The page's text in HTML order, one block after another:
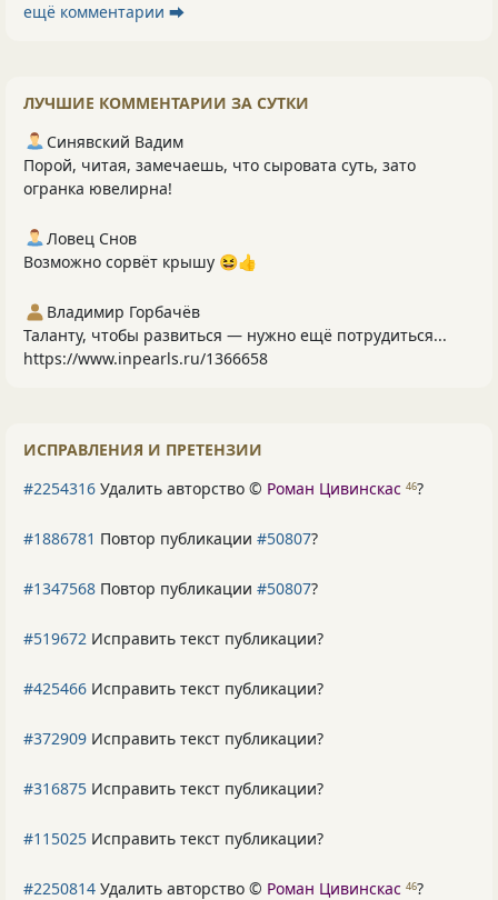
ещё комментарии ⮕
ЛУЧШИЕ КОММЕНТАРИИ ЗА СУТКИ
Синявский Вадим
Порой, читая, замечаешь, что сыровата суть, зато
огранка ювелирна!
Ловец Снов
Возможно сорвёт крышу 😆👍
Владимир Горбачёв
Таланту, чтобы развиться — нужно ещё потрудиться...
https://www.inpearls.ru/1366658
ИСПРАВЛЕНИЯ И ПРЕТЕНЗИИ
#2254316 Удалить авторство © Роман Цивинскас 46?
#1886781 Повтор публикации #50807?
#1347568 Повтор публикации #50807?
#519672 Исправить текст публикации?
#425466 Исправить текст публикации?
#372909 Исправить текст публикации?
#316875 Исправить текст публикации?
#115025 Исправить текст публикации?
#2250814 Удалить авторство © Роман Цивинскас 46?